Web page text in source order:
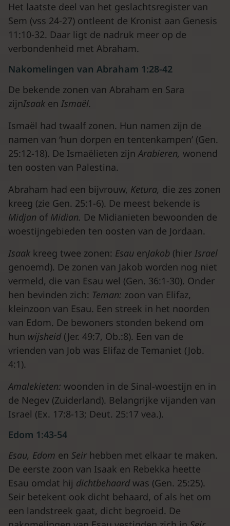
Het laatste deel van het geslachtsregister van
Sem (vss 24-27) ontleent de Kronist aan Genesis
11:10-32. Daar ligt de nadruk meer op de
verbondenheid met Abraham.
Nakomelingen van Abraham 1:28-42
De bekende zonen van Abraham en Sara
zijnIsaak en Ismaël.
Ismaël had twaalf zonen. Hun namen zijn de
namen van ‘hun dorpen en tentenkampen’ (Gen.
25:12-18). De Ismaëlieten zijnArabieren, wonend
ten oosten van Palestina.
Abraham had een bijvrouw, Ketura, die zes zonen
kreeg (zie Gen. 25:1-6). De meest bekende is
Midjan of Midian. De Midianieten bewoonden de
woestijngebieden ten oosten van de Jordaan.
Isaak kreeg twee zonen: Esau enJakob (hier Israel
genoemd). De zonen van Jakob worden nog niet
vermeld, die van Esau wel (Gen. 36:1-30). Onder
hen bevinden zich: Teman: zoon van Elifaz,
kleinzoon van Esau. Een streek in het noorden
van Edom. De bewoners stonden bekend om
hun wijsheid (Jer. 49:7, Ob.:8). Een van de
vrienden van Job was Elifaz de Temaniet (Job.
4:1).
Amalekieten: woonden in de Sinal-woestijn en in
de Negev (Zuiderland). Belangrijke vijanden van
Israel (Ex. 17:8-13; Deut. 25:17 vea.).
Edom 1:43-54
Esau, Edom en Seir hebben met elkaar te maken.
De eerste zoon van Isaak en Rebekka heette
Esau omdat hij dichtbehaardwas (Gen. 25:25).
Seir betekent ook dicht behaard, of als het om
een landstreek gaat, dicht begroeid. De